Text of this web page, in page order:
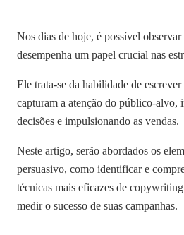
Nos dias de hoje, é possível observar
desempenha um papel crucial nas
Ele trata-se da habilidade de
capturam a atenção do público-alvo,
decisões e impulsionando as vendas.
Neste artigo, serão abordados os
persuasivo, como identificar e
técnicas mais eficazes de
medir o sucesso de suas campanhas.